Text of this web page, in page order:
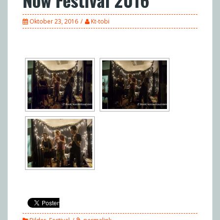
Oktober 23, 2016 Kt-tobi